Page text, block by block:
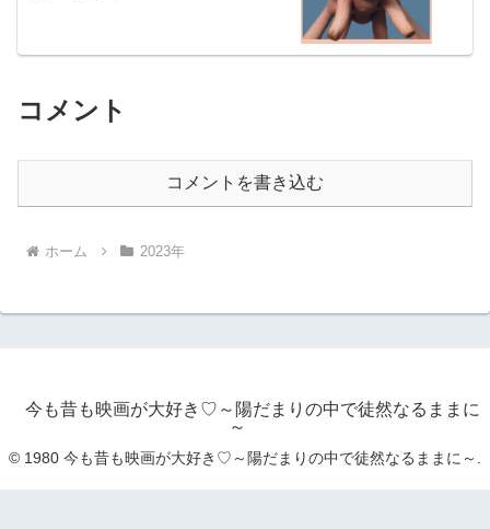
コメント
コメントを書き込む
ホーム 2023年
今も昔も映画が大好き♡～陽だまりの中で徒然なるままに
～
© 1980 今も昔も映画が大好き♡～陽だまりの中で徒然なるままに～.